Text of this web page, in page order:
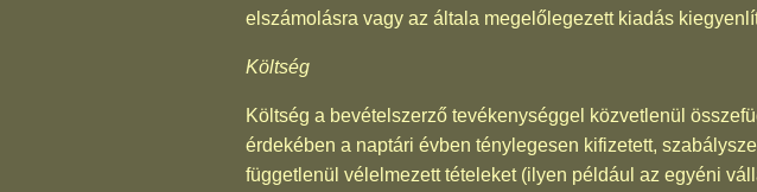
elszámolásra vagy az általa megelőlegezett kiadás
Költség
Költség a bevételszerző tevékenységgel közvetlenül
érdekében a naptári évben ténylegesen kifizetett,
függetlenül vélelmezett tételeket (ilyen például az egyéni